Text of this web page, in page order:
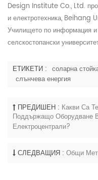
Design Institute Co., Ltd.
и електротехника, Beihang
Училището по информация и
селскостопански
ЕТИКЕТИ : соларна
слънчева енергия
ПРЕДИШЕН : Какви Са
Поддържащо Оборудване
Електроцентрали?
СЛЕДВАЩИЯ : Общи